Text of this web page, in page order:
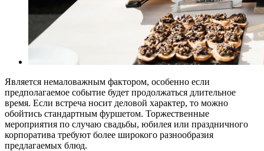
Является немаловажным фактором, особенно если
предполагаемое событие будет продолжаться длительное
время. Если встреча носит деловой характер, то можно
обойтись стандартным фуршетом. Торжественные
мероприятия по случаю свадьбы, юбилея или праздничного
корпоратива требуют более широкого разнообразия
предлагаемых блюд.